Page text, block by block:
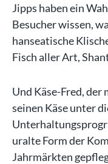
Jipps haben ein
Besucher wissen,
hanseatische
Fisch aller Art,
Und Käse-Fred, der
seinen Käse unter
uralte Form der
Jahrmärkten